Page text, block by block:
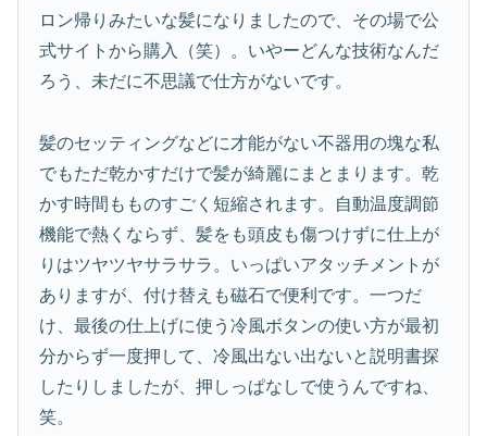
ロン帰りみたいな髪になりましたので、その場で公
式サイトから購入（笑）。いやーどんな技術なんだ
ろう、未だに不思議で仕方がないです。
髪のセッティングなどに才能がない不器用の塊な私
でもただ乾かすだけで髪が綺麗にまとまります。乾
かす時間もものすごく短縮されます。自動温度調節
機能で熱くならず、髪をも頭皮も傷つけずに仕上が
りはツヤツヤサラサラ。いっぱいアタッチメントが
ありますが、付け替えも磁石で便利です。一つだ
け、最後の仕上げに使う冷風ボタンの使い方が最初
分からず一度押して、冷風出ない出ないと説明書探
したりしましたが、押しっぱなしで使うんですね、
笑。